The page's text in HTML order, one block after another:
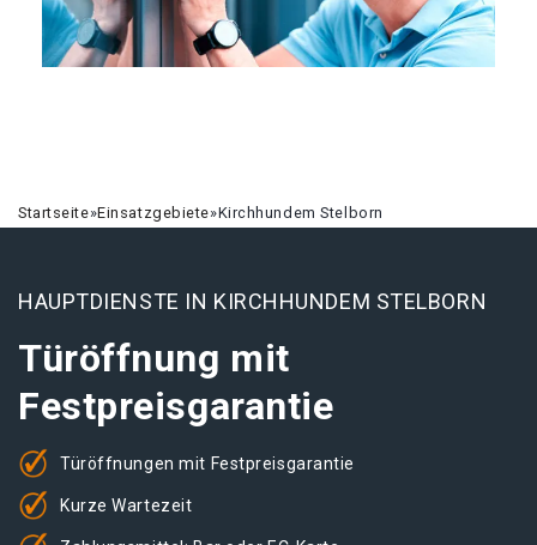
Startseite»Einsatzgebiete»Kirchhundem Stelborn
HAUPTDIENSTE IN KIRCHHUNDEM STELBORN
Türöffnung mit
Festpreisgarantie
Türöffnungen mit Festpreisgarantie
Kurze Wartezeit